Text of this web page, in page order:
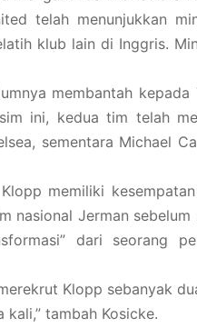
telah menunjukkan
klub lain di Inggris.
membantah
ini, kedua tim telah
sementara Michael
memiliki
nasional Jerman sebelum
dari seorang
Klopp sebanyak
tambah Kosicke.